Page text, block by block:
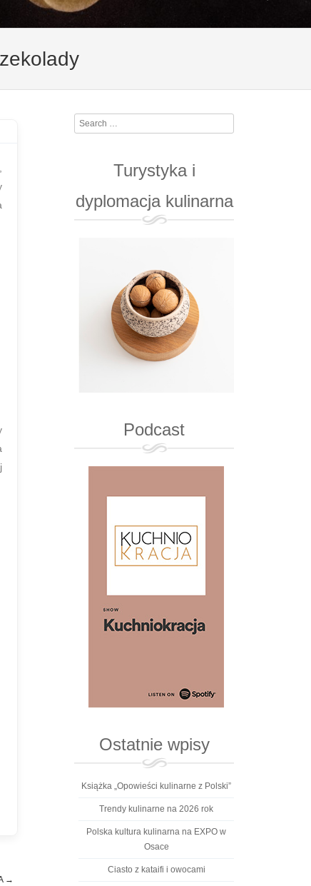
→
Search
Turystyka i
dyplomacja kulinarna
Podcast
Ostatnie wpisy
Książka „Opowieści kulinarne z Polski”
Trendy kulinarne na 2026 rok
Polska kultura kulinarna na EXPO w
Osace
Ciasto z kataifi i owocami